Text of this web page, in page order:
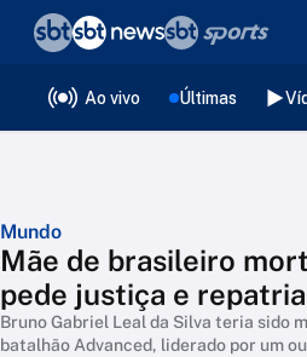
Ao vivo Últimas
Mundo
Mãe de brasileiro
pede justiça e
Bruno Gabriel Leal da Silva teria sido
batalhão Advanced, liderado por um
❮voltar
Editorias